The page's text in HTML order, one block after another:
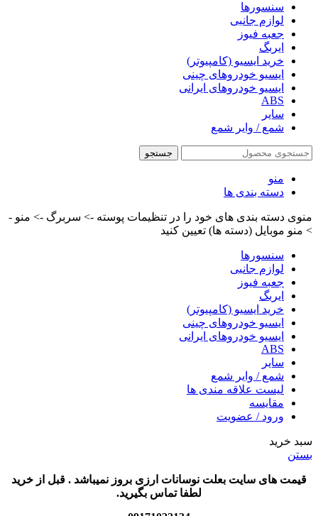
سنسورها
لوازم جانبی
جعبه فیوز
ایربگ
خرید ایسیو (کامپیوتر)
ایسیو خودروهای چینی
ایسیو خودروهای ایرانی
ABS
سایر
شمع / وایر شمع
جستجو
منو
دسته بندی ها
منوی دسته بندی های خود را در تنظیمات پوسته -> سربرگ -> منو -
> منو موبایل (دسته ها) تعیین کنید
سنسورها
لوازم جانبی
جعبه فیوز
ایربگ
خرید ایسیو (کامپیوتر)
ایسیو خودروهای چینی
ایسیو خودروهای ایرانی
ABS
سایر
شمع / وایر شمع
لیست علاقه مندی ها
مقایسه
ورود / عضویت
سبد خرید
بستن
قیمت های سایت بعلت نوسانات ارزی بروز نمیباشد . قبل از خرید
لطفا تماس بگیرید.